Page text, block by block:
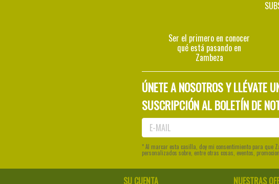
Ser el primero en conocer
qué está pasando en
Zambeza
ÚNETE A NOSOTROS Y LLÉVATE
SUSCRIPCIÓN AL BOLETÍN DE
* Al marcar esta casilla, doy mi consentimiento para que
personalizados sobre, entre otras cosas, eventos,
SU CUENTA NUESTRAS